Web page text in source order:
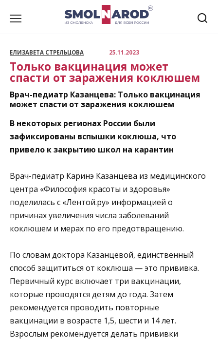
ЕЛИЗАВЕТА СТРЕЛЬЦОВА 25.11.2023
Только вакцинация может
спасти от заражения коклюшем
Врач-педиатр Казанцева: Только вакцинация
может спасти от заражения коклюшем
В некоторых регионах России были
зафиксированы вспышки коклюша, что
привело к закрытию школ на карантин
Врач-педиатр Каринэ Казанцева из медицинского
центра «Философия красоты и здоровья»
поделилась с «Лентой.ру» информацией о
причинах увеличения числа заболеваний
коклюшем и мерах по его предотвращению.
По словам доктора Казанцевой, единственный
способ защититься от коклюша — это прививка.
Первичный курс включает три вакцинации,
которые проводятся детям до года. Затем
рекомендуется проводить повторные
вакцинации в возрасте 1,5, шести и 14 лет.
Взрослым рекомендуется делать прививки